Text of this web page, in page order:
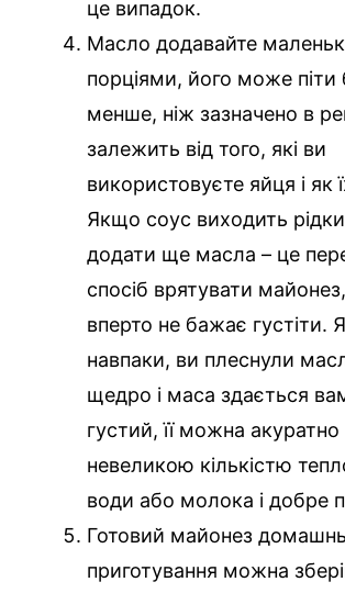
це випадок.
Масло додавайте
порціями, його може піти
менше, ніж зазначено в
залежить від того, які ви
використовуєте яйця і як
Якщо соус виходить
додати ще масла – це
спосіб врятувати
вперто не бажає густіти.
навпаки, ви плеснули
щедро і маса здається
густий, її можна
невеликою кількістю
води або молока і добре
Готовий майонез
приготування можна